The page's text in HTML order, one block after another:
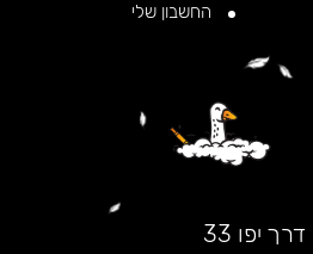
החשבון שלי
דרך יפו 33